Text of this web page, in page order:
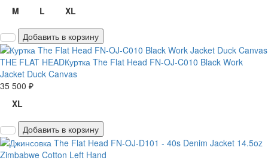
M
L XL
Добавить в корзину
THE FLAT HEADКуртка The Flat Head FN-OJ-C010 Black Work
Jacket Duck Canvas
35 500 ₽
XL
Добавить в корзину